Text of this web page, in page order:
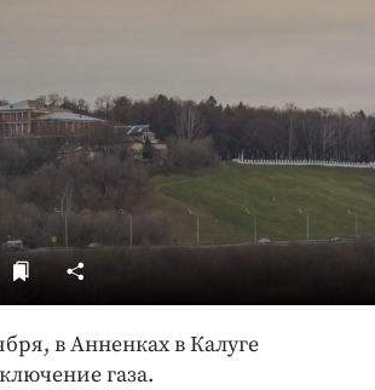
в Анненках в Калуге
газа.